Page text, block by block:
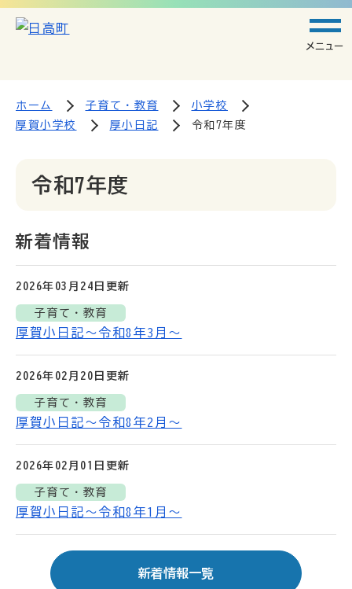
メニュー
ホーム 子育て・教育
小学校
厚賀小学校
厚小日記 令和7年度
令和7年度
新着情報
2026年03月24日 更新
子育て・教育
厚賀小日記～令和8年3月～
2026年02月20日 更新
子育て・教育
厚賀小日記～令和8年2月～
2026年02月01日 更新
子育て・教育
厚賀小日記～令和8年1月～
新着情報一覧